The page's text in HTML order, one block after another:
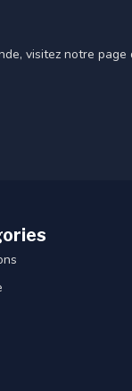
visitez notre page